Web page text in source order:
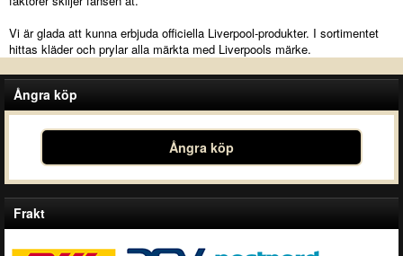
Vi är glada att kunna erbjuda officiella Liverpool-produkter. I sortimentet
hittas kläder och prylar alla märkta med Liverpools märke.
Ångra köp
Ångra köp
Frakt